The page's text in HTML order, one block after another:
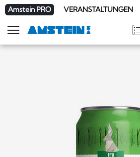
Amstein PRO VERANSTALTUNGEN
FRDEENIT
Navigation
zeigen